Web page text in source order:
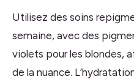
Utilisez des soins
semaine, avec des
violets pour les blondes,
de la nuance.